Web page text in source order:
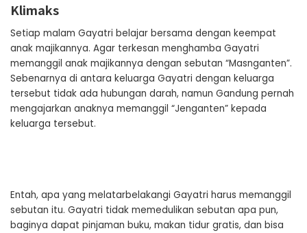
Klimaks
Setiap malam Gayatri belajar bersama dengan keempat
anak majikannya. Agar terkesan menghamba Gayatri
memanggil anak majikannya dengan sebutan “Masnganten”.
Sebenarnya di antara keluarga Gayatri dengan keluarga
tersebut tidak ada hubungan darah, namun Gandung pernah
mengajarkan anaknya memanggil “Jenganten” kepada
keluarga tersebut.
Entah, apa yang melatarbelakangi Gayatri harus memanggil
sebutan itu. Gayatri tidak memedulikan sebutan apa pun,
baginya dapat pinjaman buku, makan tidur gratis, dan bisa